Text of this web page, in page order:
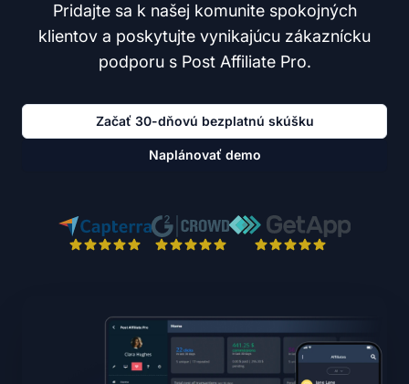
Pridajte sa k našej komunite spokojných
klientov a poskytujte vynikajúcu zákaznícku
podporu s Post Affiliate Pro.
Začať 30-dňovú bezplatnú skúšku
Naplánovať demo